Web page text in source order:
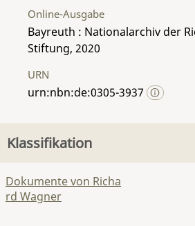
Online-Ausgabe
Bayreuth : Nationalarchiv der
Stiftung, 2020
URN
urn:nbn:de:0305-3937
Klassifikation
Dokumente von Richa
rd Wagner